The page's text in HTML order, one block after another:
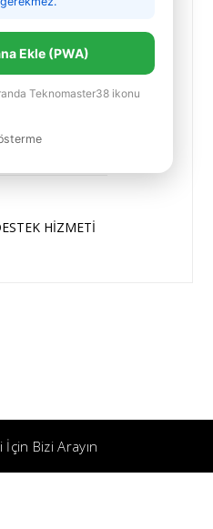
DEĞİŞİM
GÜVEN
HİZMETİ
İçin Bizi Arayın
Ekle (PWA)
Teknomaster38 ikonu